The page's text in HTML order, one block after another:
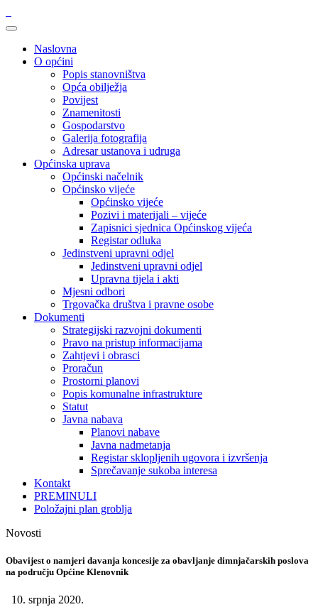
Naslovna
O općini
Popis stanovništva
Opća obilježja
Povijest
Znamenitosti
Gospodarstvo
Galerija fotografija
Adresar ustanova i udruga
Općinska uprava
Općinski načelnik
Općinsko vijeće
Općinsko vijeće
Pozivi i materijali – vijeće
Zapisnici sjednica Općinskog vijeća
Registar odluka
Jedinstveni upravni odjel
Jedinstveni upravni odjel
Upravna tijela i akti
Mjesni odbori
Trgovačka društva i pravne osobe
Dokumenti
Strategijski razvojni dokumenti
Pravo na pristup informacijama
Zahtjevi i obrasci
Proračun
Prostorni planovi
Popis komunalne infrastrukture
Statut
Javna nabava
Planovi nabave
Javna nadmetanja
Registar sklopljenih ugovora i izvršenja
Sprečavanje sukoba interesa
Kontakt
PREMINULI
Položajni plan groblja
Novosti
Obavijest o namjeri davanja koncesije za obavljanje dimnjačarskih poslova
na području Općine Klenovnik
10. srpnja 2020.